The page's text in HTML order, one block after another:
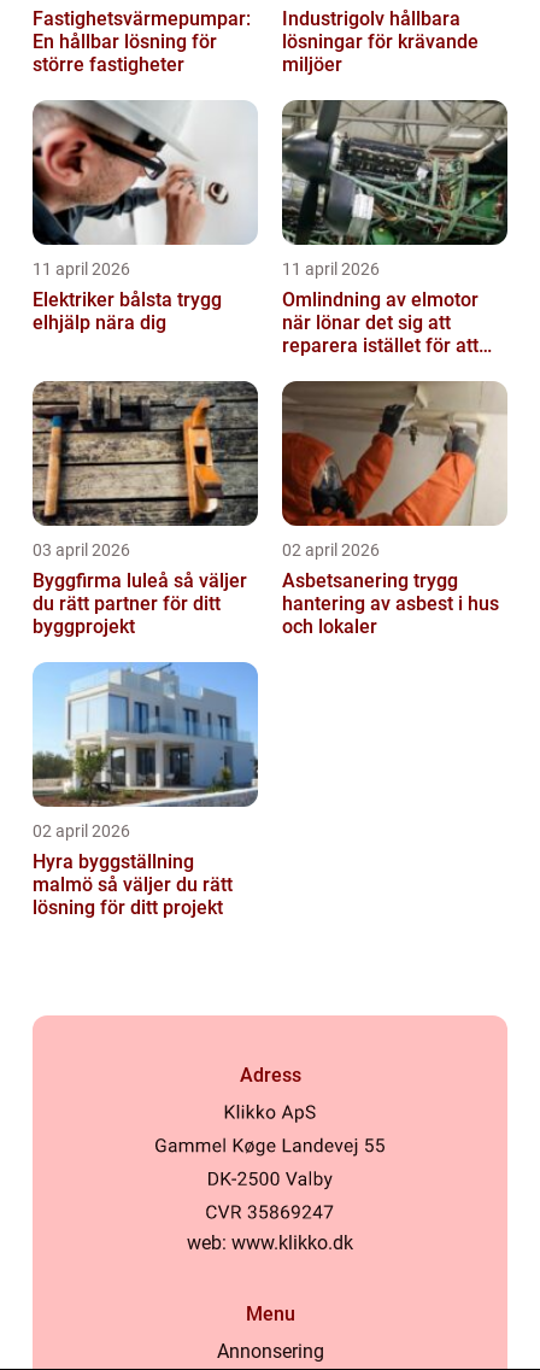
Fastighetsvärmepumpar:
En hållbar lösning för
större fastigheter
Industrigolv hållbara
lösningar för krävande
miljöer
11 april 2026
Elektriker bålsta trygg
elhjälp nära dig
11 april 2026
Omlindning av elmotor
när lönar det sig att
reparera istället för att
03 april 2026
Byggfirma luleå så väljer
du rätt partner för ditt
byggprojekt
02 april 2026
Asbetsanering trygg
hantering av asbest i hus
och lokaler
02 april 2026
Hyra byggställning
malmö så väljer du rätt
lösning för ditt projekt
Adress
web: www.klikko.dk
Menu
Annonsering